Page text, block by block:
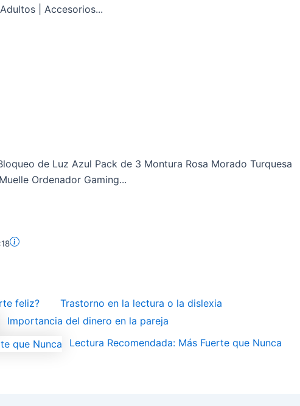
| Accesorios...
de Luz Azul Pack de 3 Montura Rosa Morado Turquesa
Ordenador Gaming...
feliz?
Trastorno en la lectura o la dislexia
Importancia del dinero en la pareja
Lectura Recomendada: Más Fuerte que Nunca